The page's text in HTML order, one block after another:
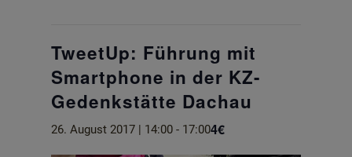
TweetUp: Führung mit
Smartphone in der KZ-
Gedenkstätte Dachau
26. August 2017 | 14:00- 17:004€